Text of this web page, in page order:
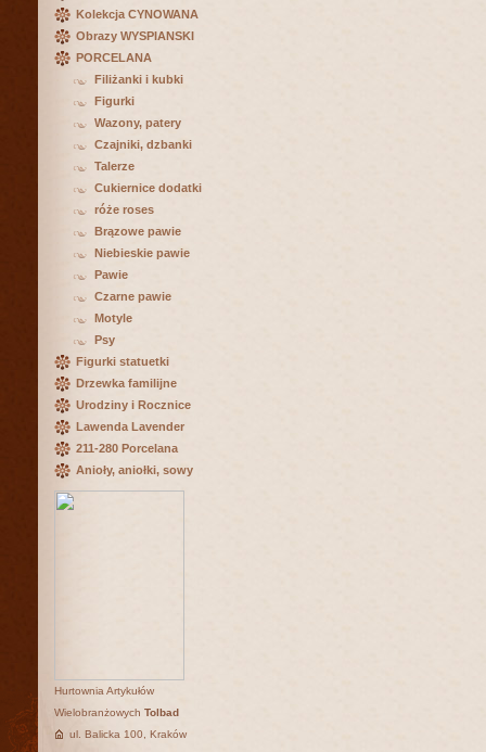
Kolekcja CYNOWANA
Obrazy WYSPIANSKI
PORCELANA
Filiżanki i kubki
Figurki
Wazony, patery
Czajniki, dzbanki
Talerze
Cukiernice dodatki
róże roses
Brązowe pawie
Niebieskie pawie
Pawie
Czarne pawie
Motyle
Psy
Figurki statuetki
Drzewka familijne
Urodziny i Rocznice
Lawenda Lavender
211-280 Porcelana
Anioły, aniołki, sowy
Hurtownia Artykułów
Wielobranżowych Tolbad
ul. Balicka 100, Kraków